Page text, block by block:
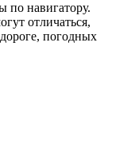
навигатору.
отличаться,
погодных